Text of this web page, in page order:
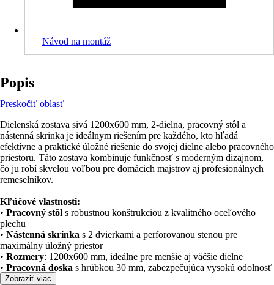
Návod na montáž
Popis
Preskočiť oblasť
Dielenská zostava sivá 1200x600 mm, 2-dielna, pracovný stôl a
nástenná skrinka je ideálnym riešením pre každého, kto hľadá
efektívne a praktické úložné riešenie do svojej dielne alebo pracovného
priestoru. Táto zostava kombinuje funkčnosť s moderným dizajnom,
čo ju robí skvelou voľbou pre domácich majstrov aj profesionálnych
remeselníkov.
Kľúčové vlastnosti:
• Pracovný stôl s robustnou konštrukciou z kvalitného oceľového
plechu
• Nástenná skrinka s 2 dvierkami a perforovanou stenou pre
maximálny úložný priestor
• Rozmery: 1200x600 mm, ideálne pre menšie aj väčšie dielne
• Pracovná doska s hrúbkou 30 mm, zabezpečujúca vysokú odolnosť
a stabilitu
Zobraziť viac